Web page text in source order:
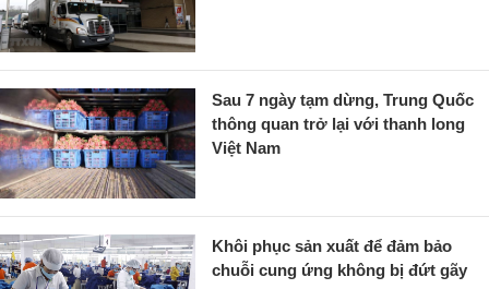
Sau 7 ngày tạm dừng, Trung Quốc
thông quan trở lại với thanh long
Việt Nam
Khôi phục sản xuất để đảm bảo
chuỗi cung ứng không bị đứt gãy